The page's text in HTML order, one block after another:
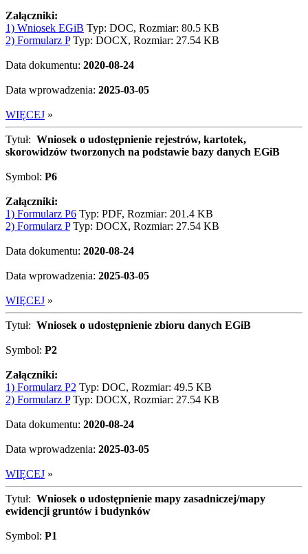
Załączniki:
1) Wniosek EGiB Typ: DOC, Rozmiar: 80.5 KB
2) Formularz PTyp: DOCX, Rozmiar: 27.54 KB
Data dokumentu: 2020-08-24
Data wprowadzenia: 2025-03-05
WIĘCEJ »
Tytuł: Wniosek o udostępnienie rejestrów, kartotek,
skorowidzów tworzonych na podstawie bazy danych EGiB
Symbol: P6
Załączniki:
1) Formularz P6 Typ: PDF, Rozmiar: 201.4 KB
2) Formularz PTyp: DOCX, Rozmiar: 27.54 KB
Data dokumentu: 2020-08-24
Data wprowadzenia: 2025-03-05
WIĘCEJ »
Tytuł: Wniosek o udostępnienie zbioru danych EGiB
Symbol: P2
Załączniki:
1) Formularz P2 Typ: DOC, Rozmiar: 49.5 KB
2) Formularz PTyp: DOCX, Rozmiar: 27.54 KB
Data dokumentu: 2020-08-24
Data wprowadzenia: 2025-03-05
WIĘCEJ »
Tytuł: Wniosek o udostępnienie mapy zasadniczej/mapy
ewidencji gruntów i budynków
Symbol: P1